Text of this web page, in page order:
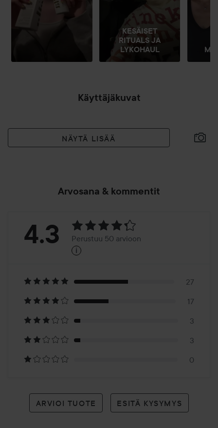
KESÄISET
RITUALS JA
LYKOHAUL
Käyttäjäkuvat
NÄYTÄ LISÄÄ
Arvosana & kommentit
Arvosana:
Perustuu
50
arvioon
4.3 Perustuu 50 arvioon
i
27
17
3
3
0
ARVIOI TUOTE ESITÄ KYSYMYS